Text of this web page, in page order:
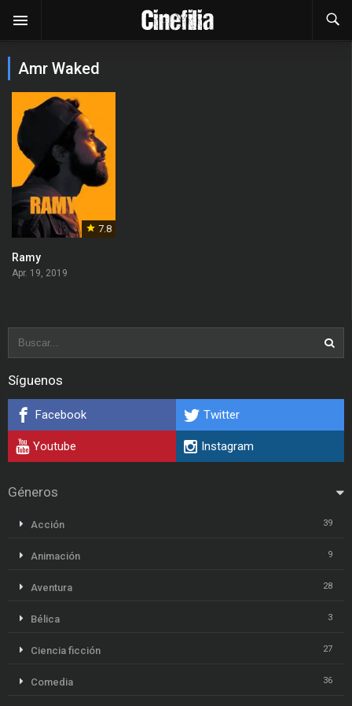
Amr Waked
7.8
Ramy
Apr. 19, 2019
Síguenos
Facebook Twitter
Youtube Instagram
Géneros
Acción 39
Animación 9
Aventura 28
Bélica 3
Ciencia ficción 27
Comedia 36